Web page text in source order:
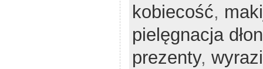
kobiecość,
pielęgnacja
prezenty,